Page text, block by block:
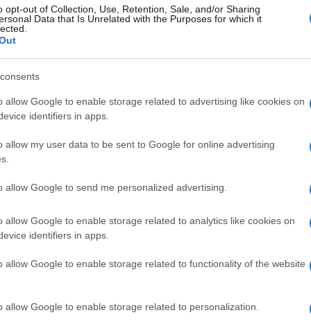
opt-out of Collection, Use, Retention, Sale, and/or Sharing
Data that Is Unrelated with the Purposes for which it
allow Google to enable storage related to advertising like cookies on
identifiers in apps.
allow my user data to be sent to Google for online advertising
allow Google to send me personalized advertising.
allow Google to enable storage related to analytics like cookies on
identifiers in apps.
allow Google to enable storage related to functionality of the website
allow Google to enable storage related to personalization.
canalizzate attraverso meccanismi extra-bilancio,
e Neutralità Climatica (SVIK)e stanziamenti
questi strumenti hanno raggiunto circa il
di risorse del SVIK è stata utilizzata per
così l’effetto diretto degli investimenti a